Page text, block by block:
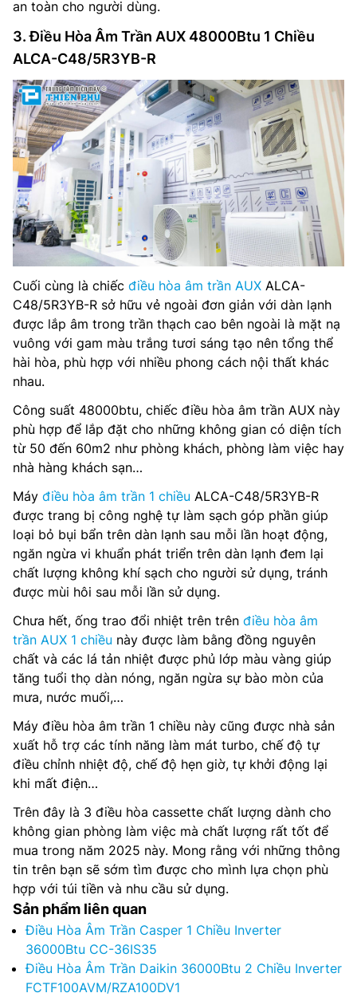
an toàn cho người dùng.
3. Điều Hòa Âm Trần AUX 48000Btu 1 Chiều
ALCA-C48/5R3YB-R
Cuối cùng là chiếc điều hòa âm trần AUX ALCA-
C48/5R3YB-R sở hữu vẻ ngoài đơn giản với dàn lạnh
được lắp âm trong trần thạch cao bên ngoài là mặt nạ
vuông với gam màu trắng tươi sáng tạo nên tổng thể
hài hòa, phù hợp với nhiều phong cách nội thất khác
nhau.
Công suất 48000btu, chiếc điều hòa âm trần AUX này
phù hợp để lắp đặt cho những không gian có diện tích
từ 50 đến 60m2 như phòng khách, phòng làm việc hay
nhà hàng khách sạn…
Máy điều hòa âm trần 1 chiều ALCA-C48/5R3YB-R
được trang bị công nghệ tự làm sạch góp phần giúp
loại bỏ bụi bẩn trên dàn lạnh sau mỗi lần hoạt động,
ngăn ngừa vi khuẩn phát triển trên dàn lạnh đem lại
chất lượng không khí sạch cho người sử dụng, tránh
được mùi hôi sau mỗi lần sử dụng.
Chưa hết, ống trao đổi nhiệt trên trên điều hòa âm
trần AUX 1 chiều này được làm bằng đồng nguyên
chất và các lá tản nhiệt được phủ lớp màu vàng giúp
tăng tuổi thọ dàn nóng, ngăn ngừa sự bào mòn của
mưa, nước muối,…
Máy điều hòa âm trần 1 chiều này cũng được nhà sản
xuất hỗ trợ các tính năng làm mát turbo, chế độ tự
điều chỉnh nhiệt độ, chế độ hẹn giờ, tự khởi động lại
khi mất điện…
Trên đây là 3 điều hòa cassette chất lượng dành cho
không gian phòng làm việc mà chất lượng rất tốt để
mua trong năm 2025 này. Mong rằng với những thông
tin trên bạn sẽ sớm tìm được cho mình lựa chọn phù
hợp với túi tiền và nhu cầu sử dụng.
Sản phẩm liên quan
Điều Hòa Âm Trần Casper 1 Chiều Inverter
36000Btu CC-36IS35
Điều Hòa Âm Trần Daikin 36000Btu 2 Chiều Inverter
FCTF100AVM/RZA100DV1